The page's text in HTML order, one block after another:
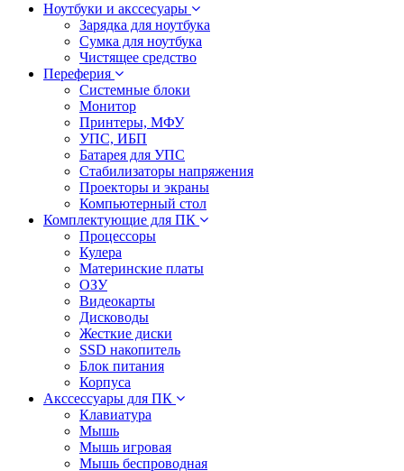
Ноутбуки и акссесуары
Зарядка для ноутбука
Сумка для ноутбука
Чистящее средство
Переферия
Системные блоки
Монитор
Принтеры, МФУ
УПС, ИБП
Батарея для УПС
Стабилизаторы напряжения
Проекторы и экраны
Компьютерный стол
Комплектующие для ПК
Процессоры
Кулера
Материнские платы
ОЗУ
Видеокарты
Дисководы
Жесткие диски
SSD накопитель
Блок питания
Корпуса
Акссессуары для ПК
Клавиатура
Мышь
Мышь игровая
Мышь беспроводная